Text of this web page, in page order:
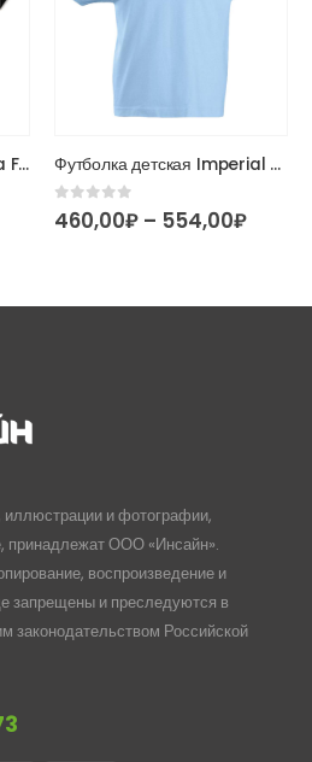
Футболка детская T-bolka Fit Kids Футболка детская Imperial Kids 190
0из 5
460,00₽ – 554,00₽
иллюстрации и фотографии,
принадлежат ООО «Инсайн».
воспроизведение и
запрещены и преследуются в
законодательством Российской